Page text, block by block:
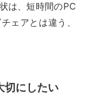
は、短時間のPC
ェアとは違う、
切にしたい